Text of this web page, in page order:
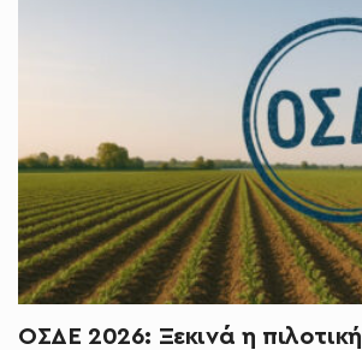
ΟΣΔΕ 2026: Ξεκινά η πιλοτική